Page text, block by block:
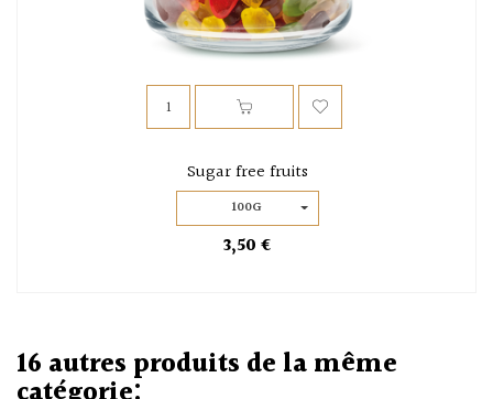
Sugar free fruits
100G
3,50 €
16 autres produits de la même